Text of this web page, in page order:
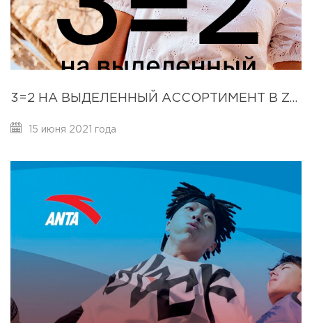
3=2 НА ВЫДЕЛЕННЫЙ АССОРТИМЕНТ В ZOLLA!
15 июня 2021 года